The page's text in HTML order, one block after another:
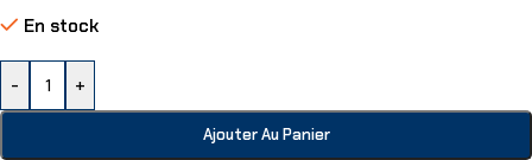
En stock
- +
Ajouter Au Panier